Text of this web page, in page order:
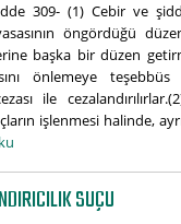
309- (1) Cebir ve
öngördüğü
başka bir düzen
önlemeye teşebbüs
ile
işlenmesi halinde,
SUÇU